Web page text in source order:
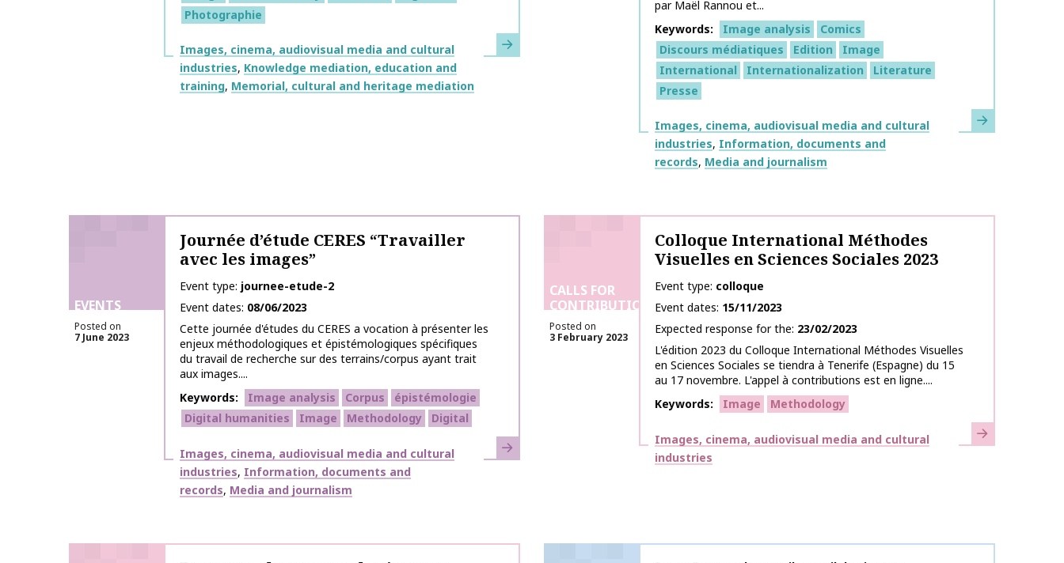
Photographie
Themes
Images, cinema, audiovisual media and cultural
industries Knowledge mediation, education and
training Memorial, cultural and heritage mediation
Learn more
par Maël Rannou et...
Keywords
Image analysis
Comics
Discours médiatiques
Edition
Image
International
Internationalization
Literature
Presse
Themes
Images, cinema, audiovisual media and cultural
industries Information, documents and
records Media and journalism
Learn more
EVENTS
Posted on
7 June 2023
Journée d’étude CERES “Travailler
avec les images”
Event type journee-etude-2
Event dates 08/06/2023
Cette journée d'études du CERES a vocation à présenter les
enjeux méthodologiques et épistémologiques spécifiques
du travail de recherche sur des terrains/corpus ayant trait
aux images....
Keywords
Image analysis Corpus
épistémologie
Digital humanities
Image Methodology Digital
Themes
Images, cinema, audiovisual media and cultural
industries Information, documents and
records Media and journalism
Learn more
CALLS FOR
CONTRIBUTIONS
Posted on
3 February 2023
Colloque International Méthodes
Visuelles en Sciences Sociales 2023
Event type colloque
Event dates 15/11/2023
Expected response for the 23/02/2023
L'édition 2023 du Colloque International Méthodes Visuelles
en Sciences Sociales se tiendra à Tenerife (Espagne) du 15
au 17 novembre. L'appel à contributions est en ligne....
Keywords
Image Methodology
Themes
Images, cinema, audiovisual media and cultural
industries
Learn more